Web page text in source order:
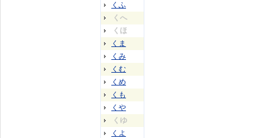
くふ
くへ
くほ
くま
くみ
くむ
くめ
くも
くや
くゆ
くよ